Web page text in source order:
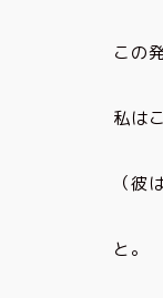
この
私は
（彼
と。